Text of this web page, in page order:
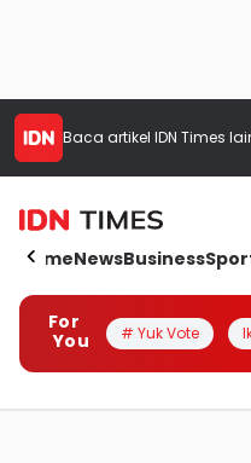
Baca artikel IDN Times
HomeNewsBusiness
For
You
# Yuk Vote